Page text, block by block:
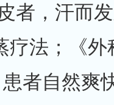
者，汗而
疗法；《
者自然爽